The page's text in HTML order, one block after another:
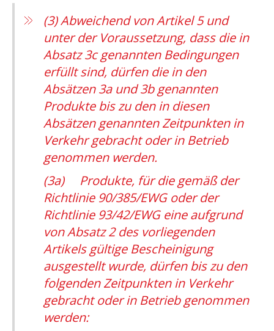
(3) Abweichend von Artikel 5 und
unter der Voraussetzung, dass die in
Absatz 3c genannten Bedingungen
erfüllt sind, dürfen die in den
Absätzen 3a und 3b genannten
Produkte bis zu den in diesen
Absätzen genannten Zeitpunkten in
Verkehr gebracht oder in Betrieb
genommen werden.
(3a) Produkte, für die gemäß der
Richtlinie 90/385/EWG oder der
Richtlinie 93/42/EWG eine aufgrund
von Absatz 2 des vorliegenden
Artikels gültige Bescheinigung
ausgestellt wurde, dürfen bis zu den
folgenden Zeitpunkten in Verkehr
gebracht oder in Betrieb genommen
werden: